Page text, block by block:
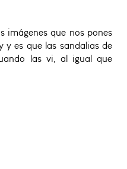
imágenes que nos pones
y es que las sandalias de
las vi, al igual que